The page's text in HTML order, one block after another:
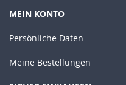
MEIN KONTO
Persönliche Daten
Meine Bestellungen